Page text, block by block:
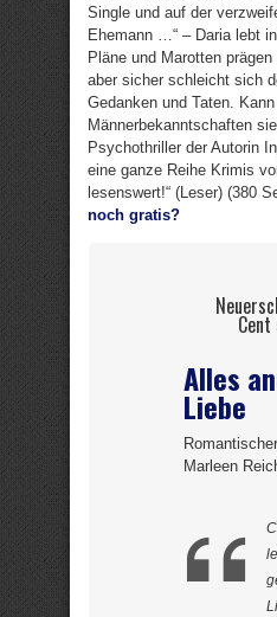
Single und auf der
Ehemann …“ – Daria lebt
Pläne und Marotten
aber sicher schleicht sich
Gedanken und Taten.
Männerbekanntschaften
Psychothriller der Autorin
eine ganze Reihe Krimis
lesenswert!“ (Leser) (380
noch gratis?
Alles
Liebe
Marleen